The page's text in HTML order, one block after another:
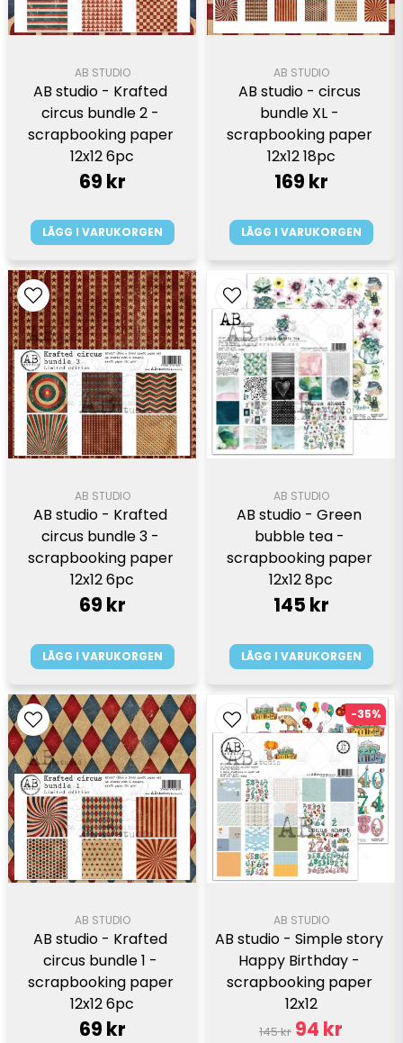
AB STUDIO
AB studio - Krafted
circus bundle 2 -
scrapbooking paper
12x12 6pc
69 kr
LÄGG I VARUKORGEN
AB STUDIO
AB studio - circus
bundle XL -
scrapbooking paper
12x12 18pc
169 kr
LÄGG I VARUKORGEN
AB STUDIO
AB studio - Krafted
circus bundle 3 -
scrapbooking paper
12x12 6pc
69 kr
LÄGG I VARUKORGEN
AB STUDIO
AB studio - Green
bubble tea -
scrapbooking paper
12x12 8pc
145 kr
LÄGG I VARUKORGEN
AB STUDIO
AB studio - Krafted
circus bundle 1 -
scrapbooking paper
12x12 6pc
69 kr
AB STUDIO
AB studio - Simple story
Happy Birthday -
scrapbooking paper
12x12
145 kr 94 kr
-35%